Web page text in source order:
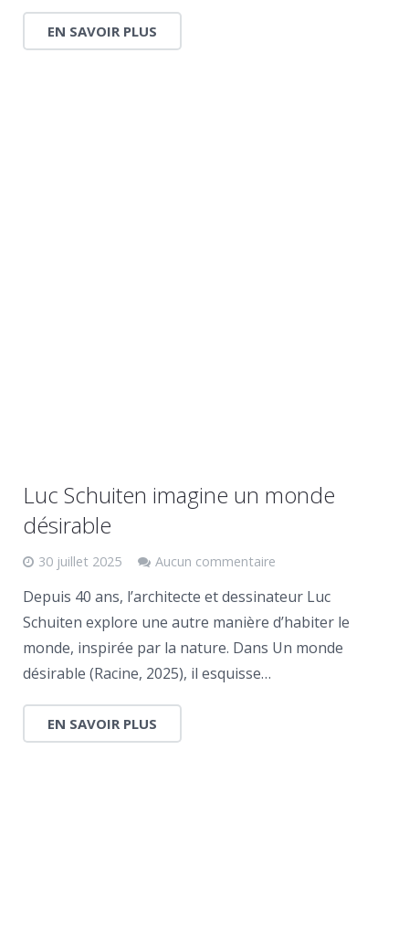
EN SAVOIR PLUS
Luc Schuiten imagine un monde
désirable
30 juillet 2025 Aucun commentaire
Depuis 40 ans, l’architecte et dessinateur Luc
Schuiten explore une autre manière d’habiter le
monde, inspirée par la nature. Dans Un monde
désirable (Racine, 2025), il esquisse…
EN SAVOIR PLUS